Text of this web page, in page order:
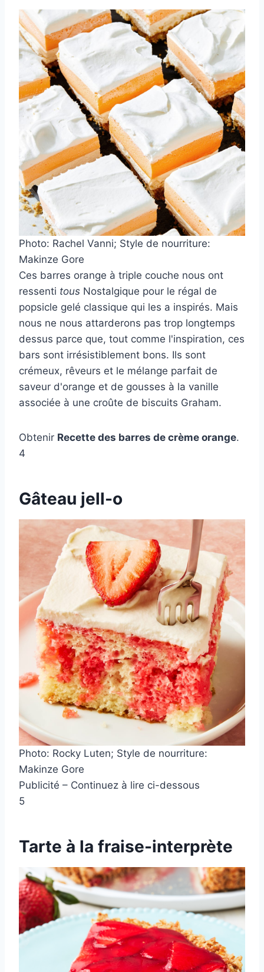
Photo: Rachel Vanni; Style de nourriture:
Makinze Gore
Ces barres orange à triple couche nous ont
ressenti tous Nostalgique pour le régal de
popsicle gelé classique qui les a inspirés. Mais
nous ne nous attarderons pas trop longtemps
dessus parce que, tout comme l'inspiration, ces
bars sont irrésistiblement bons. Ils sont
crémeux, rêveurs et le mélange parfait de
saveur d'orange et de gousses à la vanille
associée à une croûte de biscuits Graham.
Obtenir Recette des barres de crème orange.
4
Gâteau jell-o
Photo: Rocky Luten; Style de nourriture:
Makinze Gore
Publicité – Continuez à lire ci-dessous
5
Tarte à la fraise-interprète